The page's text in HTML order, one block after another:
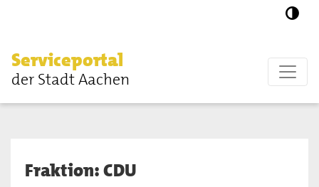
Serviceportal
der Stadt Aachen
Fraktion: CDU